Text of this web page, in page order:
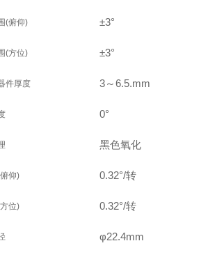
(俯仰) ±3°
(方位) ±3°
件厚度 3～6.5.mm
0°
黑色氧化
仰) 0.32°/转
位) 0.32°/转
φ22.4mm